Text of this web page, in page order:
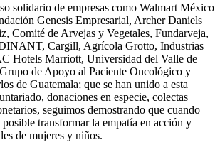
solidario de empresas como Walmart México
Genesis Empresarial, Archer Daniels
Comité de Arvejas y Vegetales, Fundarveja,
Cargill, Agrícola Grotto, Industrias
Hotels Marriott, Universidad del Valle de
de Apoyo al Paciente Oncológico y
de Guatemala; que se han unido a esta
donaciones en especie, colectas
seguimos demostrando que cuando
posible transformar la empatía en acción y
de mujeres y niños.